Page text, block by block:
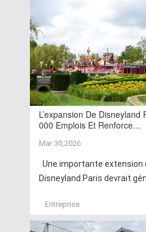
L’expansion De Disneyland
000 Emplois Et Renforce…
Mar 30,2026
Une importante extension
Disneyland Paris devrait
Entreprise